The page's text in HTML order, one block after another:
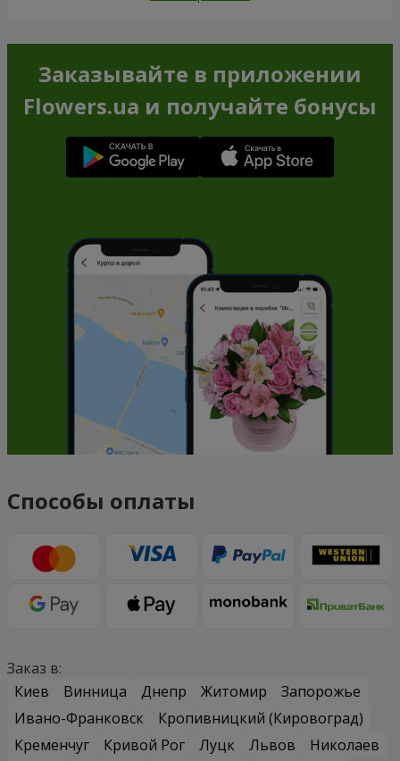
Заказывайте в приложении
Flowers.ua и получайте бонусы
Способы оплаты
Заказ в:
Киев
Винница Днепр Житомир
Запорожье
Ивано-Франковск
Кропивницкий (Кировоград)
Кременчуг
Кривой Рог Луцк Львов
Николаев